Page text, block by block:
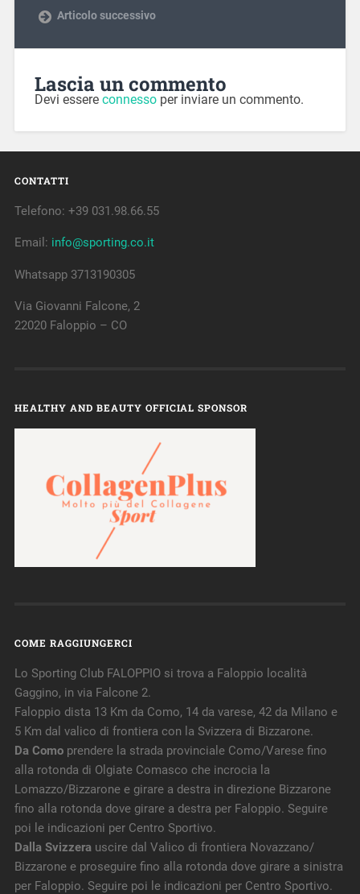
Articolo successivo
Lascia un commento
Devi essere connessoper inviare un commento.
CONTATTI
Telefono: +39 031.98.66.55
Email: info@sporting.co.it
Whatsapp 3713190305
Via Giovanni Falcone, 2
22020 Faloppio – CO
HEALTHY AND BEAUTY OFFICIAL SPONSOR
COME RAGGIUNGERCI
Lo Sporting Club FALOPPIO si trova a Faloppio località
Gaggino, in via Falcone 2.
Faloppio dista 13 Km da Como, 14 da varese, 42 da Milano e
5 Km dal valico di frontiera con la Svizzera di Bizzarone.
Da Comoprendere la strada provinciale Como/Varese fino
alla rotonda di Olgiate Comasco che incrocia la
Lomazzo/Bizzarone e girare a destra in direzione Bizzarone
fino alla rotonda dove girare a destra per Faloppio. Seguire
poi le indicazioni per Centro Sportivo.
Dalla Svizzerauscire dal Valico di frontiera Novazzano/
Bizzarone e proseguire fino alla rotonda dove girare a sinistra
per Faloppio. Seguire poi le indicazioni per Centro Sportivo.